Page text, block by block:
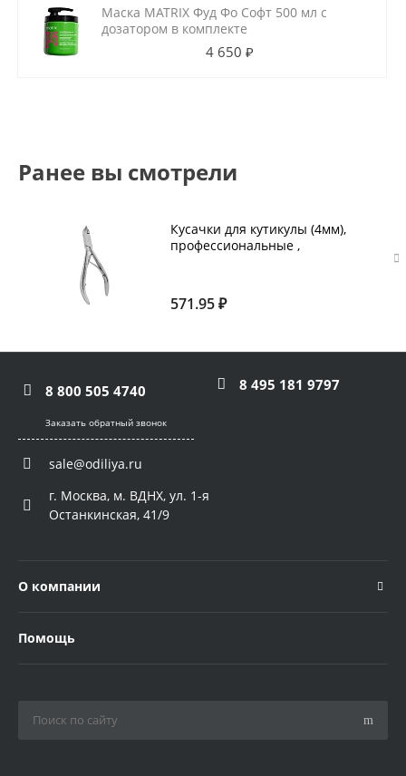
Маска MATRIX Фуд Фо Софт 500 мл с
дозатором в комплекте
4 650 ₽
Ранее вы смотрели
Кусачки для кутикулы (4мм),
профессиональные ,
571.95 ₽
8 800 505 4740 8 495 181 9797
Заказать обратный звонок
sale@odiliya.ru
г. Москва, м. ВДНХ, ул. 1-я
Останкинская, 41/9
О компании
Помощь